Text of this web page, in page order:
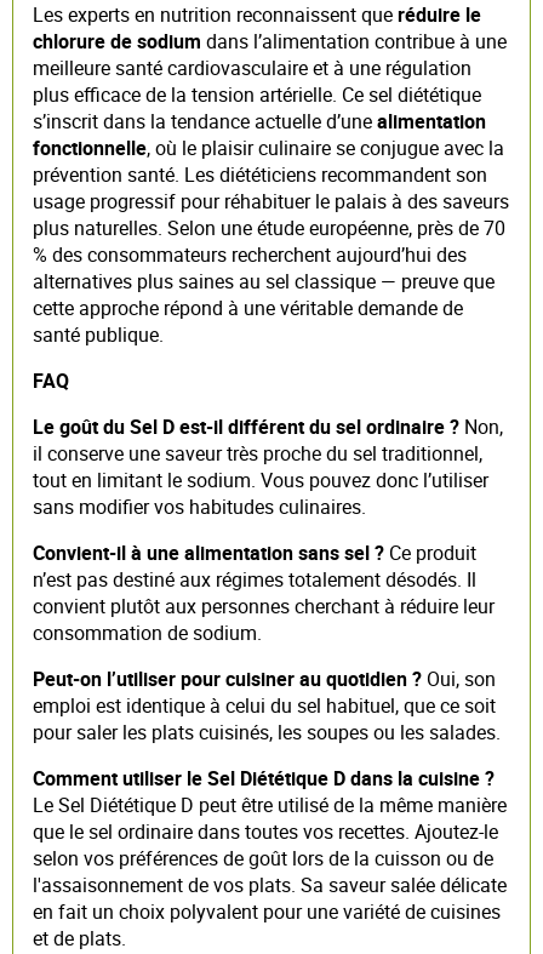
Les experts en nutrition reconnaissent queréduire le
chlorure de sodium dans l’alimentation contribue à une
meilleure santé cardiovasculaire et à une régulation
plus efficace de la tension artérielle. Ce sel diététique
s’inscrit dans la tendance actuelle d’unealimentation
fonctionnelle, où le plaisir culinaire se conjugue avec la
prévention santé. Les diététiciens recommandent son
usage progressif pour réhabituer le palais à des saveurs
plus naturelles. Selon une étude européenne, près de 70
% des consommateurs recherchent aujourd’hui des
alternatives plus saines au sel classique — preuve que
cette approche répond à une véritable demande de
santé publique.
FAQ
Le goût du Sel D est-il différent du sel ordinaire ? Non,
il conserve une saveur très proche du sel traditionnel,
tout en limitant le sodium. Vous pouvez donc l’utiliser
sans modifier vos habitudes culinaires.
Convient-il à une alimentation sans sel ? Ce produit
n’est pas destiné aux régimes totalement désodés. Il
convient plutôt aux personnes cherchant à réduire leur
consommation de sodium.
Peut-on l’utiliser pour cuisiner au quotidien ? Oui, son
emploi est identique à celui du sel habituel, que ce soit
pour saler les plats cuisinés, les soupes ou les salades.
Comment utiliser le Sel Diététique D dans la cuisine ?
Le Sel Diététique D peut être utilisé de la même manière
que le sel ordinaire dans toutes vos recettes. Ajoutez-le
selon vos préférences de goût lors de la cuisson ou de
l'assaisonnement de vos plats. Sa saveur salée délicate
en fait un choix polyvalent pour une variété de cuisines
et de plats.